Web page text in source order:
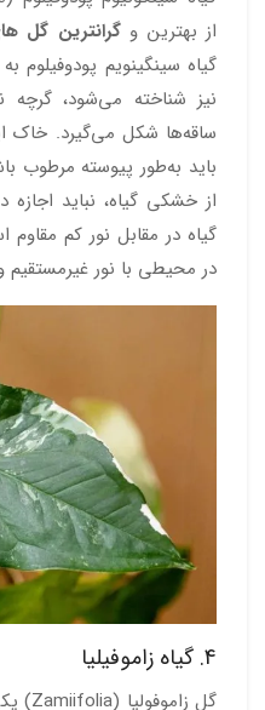
از بهترین وگرانترین گل
گیاه سینگینویم پودوفیلوم
نیز شناخته می‌شود، گرچه
ساقه‌ها شکل می‌گیرد. خاک
باید به‌طور پیوسته مرطوب
از خشکی گیاه، نباید
گیاه در مقابل نور کم
در محیطی با نور
4. گیاه زاموفیلیا
گل زاموفولیا (Zamiifolia) یکی از